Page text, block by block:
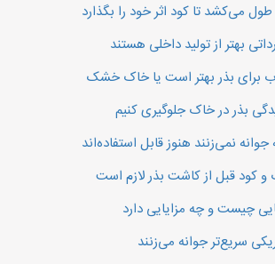
می‌کشد تا کود اثر خود را بگذارد
بهتر از تولید داخلی هستند
برای بذر بهتر است یا خاک خشک
بذر در خاک جلوگیری کنیم
نمی‌زنند هنوز قابل استفاده‌اند
و کود قبل از کاشت بذر لازم است
چیست و چه مزایایی دارد
سریع‌تر جوانه می‌زنند